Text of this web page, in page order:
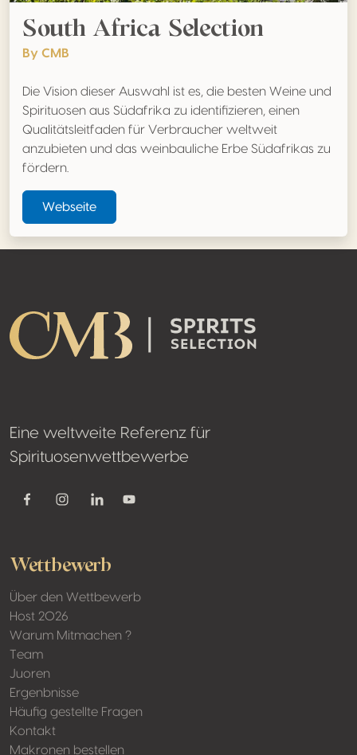
South Africa Selection
By CMB
Die Vision dieser Auswahl ist es, die besten Weine und
Spirituosen aus Südafrika zu identifizieren, einen
Qualitätsleitfaden für Verbraucher weltweit
anzubieten und das weinbauliche Erbe Südafrikas zu
fördern.
Webseite
Eine weltweite Referenz für
Spirituosenwettbewerbe
FacebookInstagramLinkedinYoutube
Wettbewerb
Über den Wettbewerb
Host 2026
Warum Mitmachen ?
Team
Juoren
Ergenbnisse
Häufig gestellte Fragen
Kontakt
Makronen bestellen